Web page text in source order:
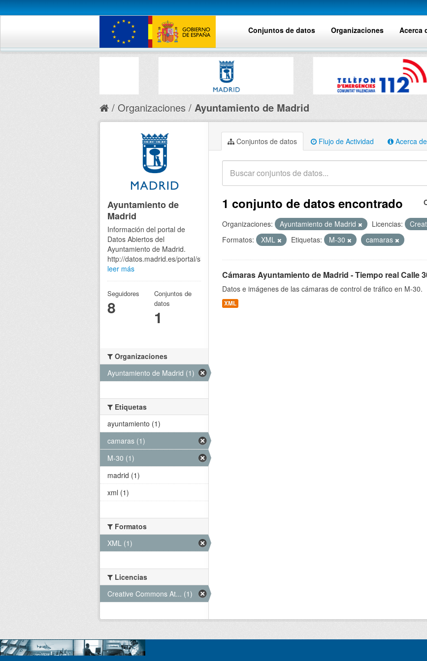
Conjuntos de datos Organizaciones Acerca
Organizaciones Ayuntamiento de Madrid
Conjuntos de datos Flujo de Actividad Acerca de
1 conjunto de datos encontrado
Organizaciones: Ayuntamiento de Madrid Licencias:
Formatos:
XML Etiquetas: M-30 camaras
Cámaras Ayuntamiento de Madrid - Tiempo real Calle
Datos e imágenes de las cámaras de control de tráfico en M-30.
XML
Ayuntamiento de
Madrid
Información del portal de
Datos Abiertos del
Ayuntamiento de Madrid.
http://datos.madrid.es/portal/site/egob
leer más
Seguidores
8
Conjuntos de
datos
1
Organizaciones
Ayuntamiento de Madrid (1)
Etiquetas
ayuntamiento (1)
camaras (1)
M-30 (1)
madrid (1)
xml (1)
Formatos
XML (1)
Licencias
Creative Commons At... (1)